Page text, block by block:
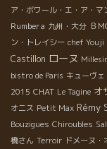
ア・ボワール・エ・ア・マ
Rumbera 九州・大分 Ｂ
ン・トレイシー chef Youji
Castillon ローヌ
bistro de Paris キューヴ
2015 CHAT Le Tagine オ
オニス Petit Max Rémy
Bouzigues Chiroubles
橋さん Terroir ドメーヌ